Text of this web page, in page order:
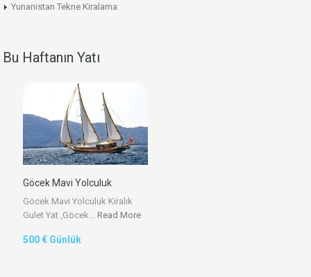
Yunanistan Tekne Kiralama
Bu Haftanın Yatı
Göcek Mavi Yolculuk
Göcek Mavi Yolculuk Kiralık
Gulet Yat ,Göcek… Read More
500 € Günlük